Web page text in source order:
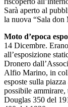
Sarà aperto al
la nuova “Sala don
Moto d’epoca
14 Dicembre.
all’esposizione
Dronero
Alfio Marino, in
esposte sulla
possibile
Douglas 350 del